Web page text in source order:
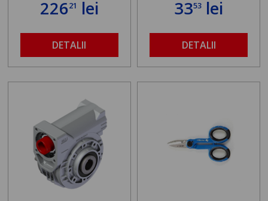
22621 lei
DETALII
3353 lei
DETALII